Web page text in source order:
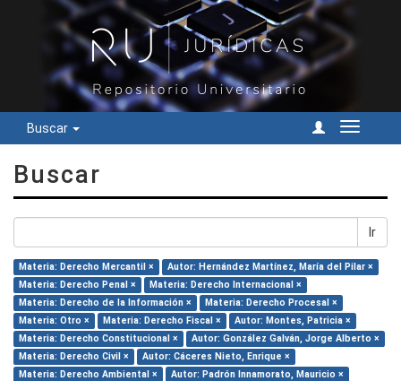
Buscar
Cambiar
Buscar
Ir
Materia: Derecho Mercantil ×
Autor: Hernández Martínez, María del Pilar ×
Materia: Derecho Penal ×
Materia: Derecho Internacional ×
Materia: Derecho de la Información ×
Materia: Derecho Procesal ×
Materia: Otro ×
Materia: Derecho Fiscal ×
Autor: Montes, Patricia ×
Materia: Derecho Constitucional ×
Autor: González Galván, Jorge Alberto ×
Materia: Derecho Civil ×
Autor: Cáceres Nieto, Enrique ×
Materia: Derecho Ambiental ×
Autor: Padrón Innamorato, Mauricio ×